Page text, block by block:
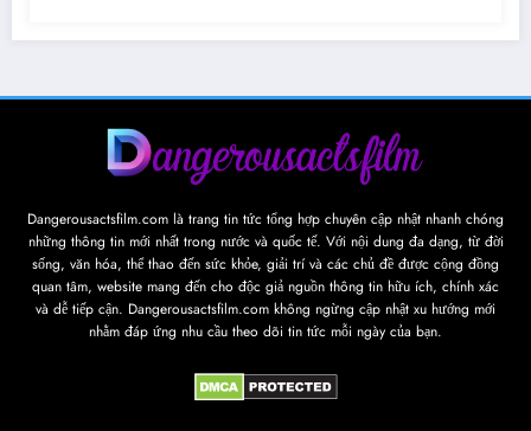
Dangerousactsfilm.com là trang tin tức tổng hợp chuyên cập nhật nhanh chóng
những thông tin mới nhất trong nước và quốc tế. Với nội dung đa dạng, từ đời
sống, văn hóa, thể thao đến sức khỏe, giải trí và các chủ đề được cộng đồng
quan tâm, website mang đến cho độc giả nguồn thông tin hữu ích, chính xác
và dễ tiếp cận. Dangerousactsfilm.com không ngừng cập nhật xu hướng mới
nhằm đáp ứng nhu cầu theo dõi tin tức mỗi ngày của bạn.